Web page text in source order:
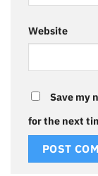
Website
Save my
for the next